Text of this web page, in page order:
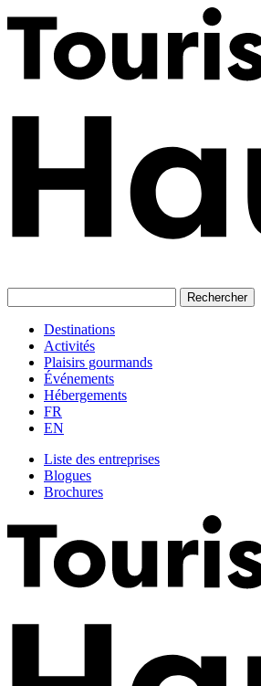
Skip
to
Destinations
Activités
Plaisirs gourmands
Événements
Hébergements
FR
EN
Liste des entreprises
Blogues
Brochures